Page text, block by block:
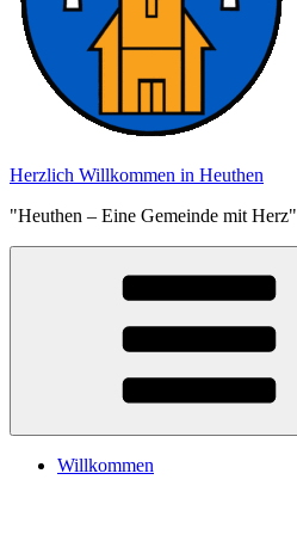
Herzlich Willkommen in Heuthen
"Heuthen – Eine Gemeinde mit Herz"
Willkommen